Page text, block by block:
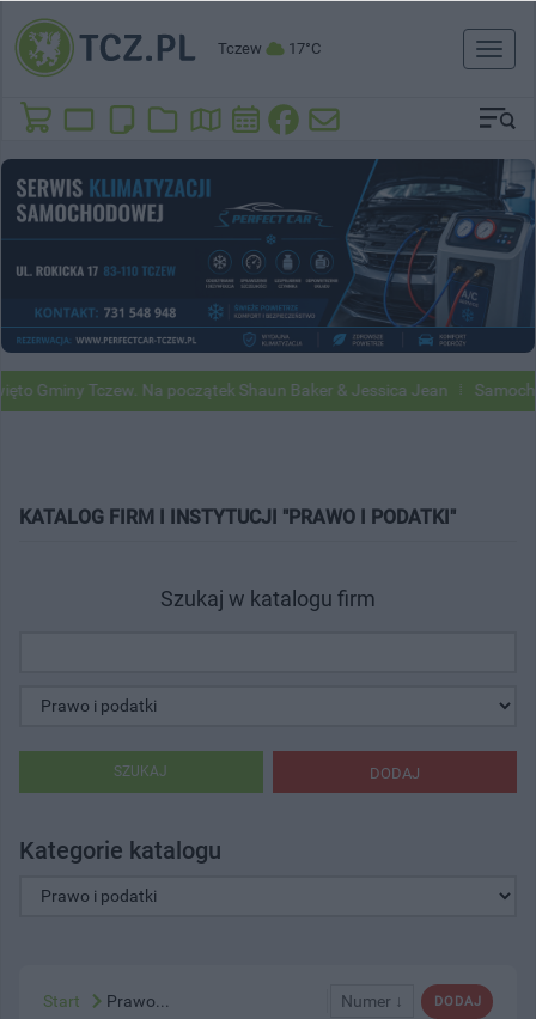
Tczew 17°C
Toggle
Gminy Tczew. Na początek Shaun Baker & Jessica Jean
KATALOG FIRM I INSTYTUCJI "PRAWO I PODATKI"
Szukaj w katalogu firm
DODAJ
SZUKAJ
Kategorie katalogu
DODAJ
Numer ↓
Start Prawo...